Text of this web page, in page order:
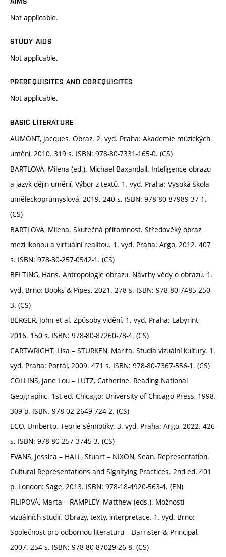
Not applicable.
STUDY AIDS
Not applicable.
PREREQUISITES AND COREQUISITES
Not applicable.
BASIC LITERATURE
AUMONT, Jacques. Obraz. 2. vyd. Praha: Akademie múzických
umění, 2010. 319 s. ISBN: 978-80-7331-165-0. (CS)
BARTLOVÁ, Milena (ed.). Michael Baxandall. Inteligence obrazu
a jazyk dějin umění. Výbor z textů. 1. vyd. Praha: Vysoká škola
uměleckoprůmyslová, 2019. 240 s. ISBN: 978-80-87989-37-1.
(CS)
BARTLOVÁ, Milena. Skutečná přítomnost. Středověký obraz
mezi ikonou a virtuální realitou. 1. vyd. Praha: Argo, 2012. 407
s. ISBN: 978-80-257-0542-1. (CS)
BELTING, Hans. Antropologie obrazu. Návrhy vědy o obrazu. 1.
vyd. Brno: Books & Pipes, 2021. 278 s. ISBN: 978-80-7485-250-
3. (CS)
BERGER, John et al. Způsoby vidění. 1. vyd. Praha: Labyrint,
2016. 150 s. ISBN: 978-80-87260-78-4. (CS)
CARTWRIGHT, Lisa – STURKEN, Marita. Studia vizuální kultury. 1.
vyd. Praha: Portál, 2009. 471 s. ISBN: 978-80-7367-556-1. (CS)
COLLINS, Jane Lou – LUTZ, Catherine. Reading National
Geographic. 1st ed. Chicago: University of Chicago Press, 1998.
309 p. ISBN. 978-02-2649-724-2. (CS)
ECO, Umberto. Teorie sémiotiky. 3. vyd. Praha: Argo, 2022. 426
s. ISBN: 978-80-257-3745-3. (CS)
EVANS, Jessica – HALL, Stuart – NIXON, Sean. Representation.
Cultural Representations and Signifying Practices. 2nd ed. 401
p. London: Sage, 2013. ISBN: 978-18-4920-563-4. (EN)
FILIPOVÁ, Marta – RAMPLEY, Matthew (eds.). Možnosti
vizuálních studií. Obrazy, texty, interpretace. 1. vyd. Brno:
Společnost pro odbornou literaturu – Barrister & Principal,
2007. 254 s. ISBN: 978-80-87029-26-8. (CS)